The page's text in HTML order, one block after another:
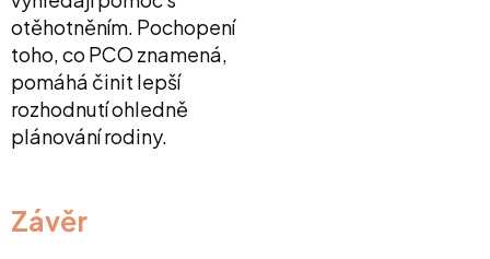
otěhotněním. Pochopení
toho, co PCO znamená,
pomáhá činit lepší
rozhodnutí ohledně
plánování rodiny.
Závěr